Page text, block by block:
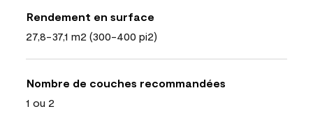
Rendement en surface
27,8-37,1 m2 (300-400 pi2)
Nombre de couches recommandées
1 ou 2